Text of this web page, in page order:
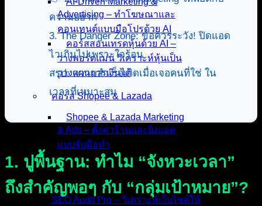
Advertising – ทำโฆษณาและ
คอนเทนต์แบบมือโปรด้วย AI
คอร์สสอนเทรดหุ้นด้วย AI –
วางพอร์ตแม่น วิเคราะห์หุ้นเป็น
วางแผนการเงินได้
คอร์ส Shopee & Lazada
Shopee & Lazada Marketing
& Ads – ตั้งค่าร้านและยิงแอด
แบบจับมือทำ
SEO Audit Pro – วิเคราะห์เว็บไซต์ให้
ความอยาก
3. The Danger Zone: ข้อควรระวัง! ปิดแอด
ไวเกินไปเพราะใจร้อน
สรุป: ความสำเร็จเกิดเมื่อเจอคนที่ใช่ ใน
เวลาที่เหมาะสม
1. ปูพื้นฐาน: ทำไม “จังหวะเวลา”
ถึงสำคัญพอๆ กับ “กลุ่มเป้าหมาย”?